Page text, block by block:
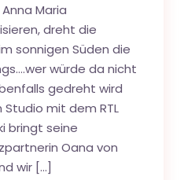
Maria
dreht die
sonnigen Süden die
würde da nicht
gedreht wird
mit dem RTL
bringt seine
Oana von
wir […]